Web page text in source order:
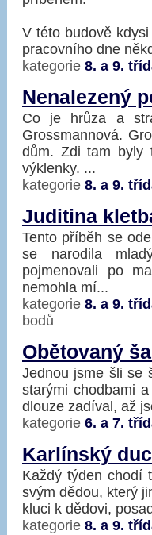
V této budově
pracovního dne
kategorie 8. a 9.
Nenalezený
Co je hrůza a
Grossmannová.
dům. Zdi tam byly
výklenky. ...
kategorie 8. a 9.
Juditina
Tento příběh se
se narodila
pojmenovali po
nemohla mí...
kategorie 8. a 9.
bodů
Obětovaný
Jednou jsme šli se
starými chodbami
dlouze zadíval, až
kategorie 6. a 7.
Karlínský
Každý týden chodí
svým dědou, který
kluci k dědovi,
kategorie 8. a 9.